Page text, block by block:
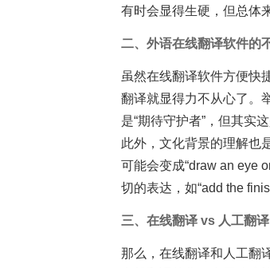
有时会显得生硬，但总体
二、外语在线翻译软件的
虽然在线翻译软件方便快
翻译就显得力不从心了。
是“期待守护者”，但其实
此外，文化背景的理解也
可能会变成“draw an eye
切的表达，如“add the
三、在线翻译 vs 人工翻
那么，在线翻译和人工翻